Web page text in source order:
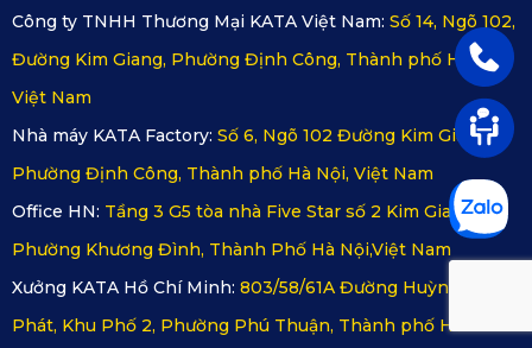
Công ty TNHH Thương Mại KATA Việt Nam: Số 14, Ngõ 102,
Đường Kim Giang, Phường Định Công, Thành phố Hà Nội,
Việt Nam
Nhà máy KATA Factory: Số 6, Ngõ 102 Đường Kim Giang,
Phường Định Công, Thành phố Hà Nội, Việt Nam
Office HN: Tầng 3 G5 tòa nhà Five Star số 2 Kim Giang,
Phường Khương Đình, Thành Phố Hà Nội,Việt Nam
Xưởng KATA Hồ Chí Minh: 803/58/61A Đường Huỳnh Tấn
Phát, Khu Phố 2, Phường Phú Thuận, Thành phố Hồ Chí